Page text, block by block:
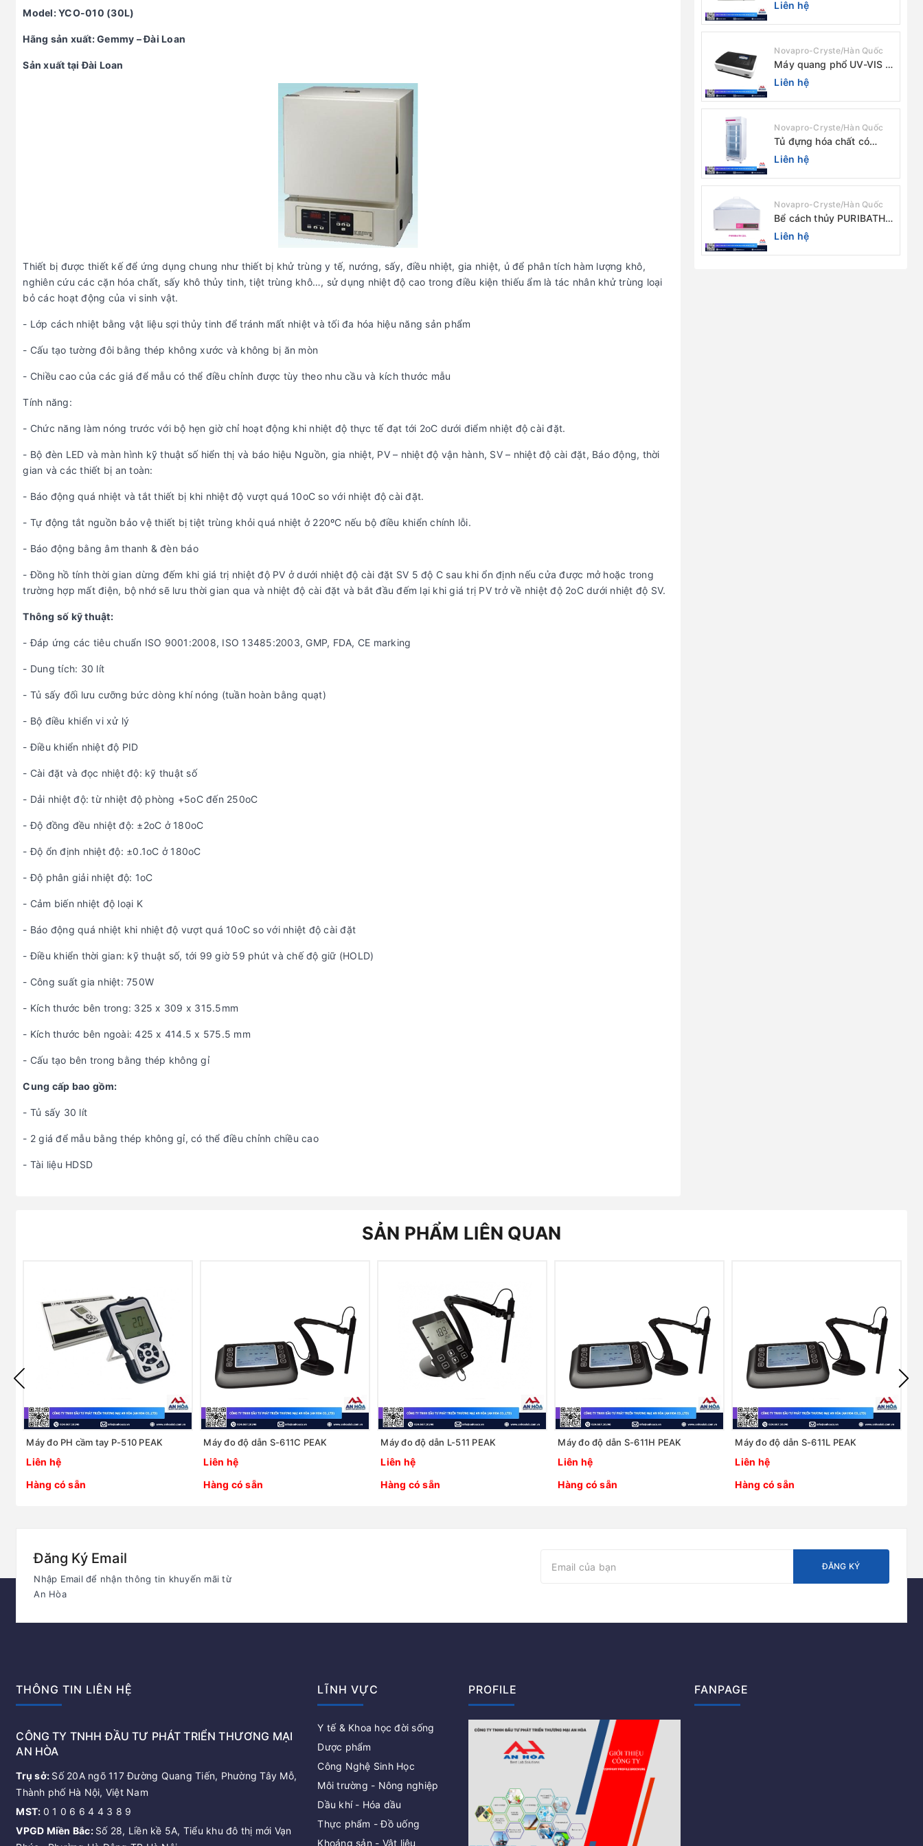
Model: YCO-010 (30L)
Hãng sản xuất: Gemmy – Đài Loan
Sản xuất tại Đài Loan
Thiết bị được thiết kế để ứng dụng chung như thiết bị khử trùng y tế, nướng, sấy, điều nhiệt, gia nhiệt, ủ để phân tích hàm lượng khô,
nghiên cứu các cặn hóa chất, sấy khô thủy tinh, tiệt trùng khô…, sử dụng nhiệt độ cao trong điều kiện thiếu ẩm là tác nhân khử trùng loại
bỏ các hoạt động của vi sinh vật.
- Lớp cách nhiệt bằng vật liệu sợi thủy tinh để tránh mất nhiệt và tối đa hóa hiệu năng sản phẩm
- Cấu tạo tường đôi bằng thép không xước và không bị ăn mòn
- Chiều cao của các giá để mẫu có thể điều chỉnh được tùy theo nhu cầu và kích thước mẫu
Tính năng:
- Chức năng làm nóng trước với bộ hẹn giờ chỉ hoạt động khi nhiệt độ thực tế đạt tới 2oC dưới điểm nhiệt độ cài đặt.
- Bộ đèn LED và màn hình kỹ thuật số hiển thị và báo hiệu Nguồn, gia nhiệt, PV – nhiệt độ vận hành, SV – nhiệt độ cài đặt, Báo động, thời
gian và các thiết bị an toàn:
- Báo động quá nhiệt và tắt thiết bị khi nhiệt độ vượt quá 10oC so với nhiệt độ cài đặt.
- Tự động tắt nguồn bảo vệ thiết bị tiệt trùng khỏi quá nhiệt ở 220ºC nếu bộ điều khiển chính lỗi.
- Báo động bằng âm thanh & đèn báo
- Đồng hồ tính thời gian dừng đếm khi giá trị nhiệt độ PV ở dưới nhiệt độ cài đặt SV 5 độ C sau khi ổn định nếu cửa được mở hoặc trong
trường hợp mất điện, bộ nhớ sẽ lưu thời gian qua và nhiệt độ cài đặt và bắt đầu đếm lại khi giá trị PV trở về nhiệt độ 2oC dưới nhiệt độ SV.
Thông số kỹ thuật:
- Đáp ứng các tiêu chuẩn ISO 9001:2008, ISO 13485:2003, GMP, FDA, CE marking
- Dung tích: 30 lít
- Tủ sấy đối lưu cưỡng bức dòng khí nóng (tuần hoàn bằng quạt)
- Bộ điều khiển vi xử lý
- Điều khiển nhiệt độ PID
- Cài đặt và đọc nhiệt độ: kỹ thuật số
- Dải nhiệt độ: từ nhiệt độ phòng +5oC đến 250oC
- Độ đồng đều nhiệt độ: ±2oC ở 180oC
- Độ ổn định nhiệt độ: ±0.1oC ở 180oC
- Độ phân giải nhiệt độ: 1oC
- Cảm biến nhiệt độ loại K
- Báo động quá nhiệt khi nhiệt độ vượt quá 10oC so với nhiệt độ cài đặt
- Điều khiển thời gian: kỹ thuật số, tới 99 giờ 59 phút và chế độ giữ (HOLD)
- Công suất gia nhiệt: 750W
- Kích thước bên trong: 325 x 309 x 315.5mm
- Kích thước bên ngoài: 425 x 414.5 x 575.5 mm
- Cấu tạo bên trong bằng thép không gỉ
Cung cấp bao gồm:
- Tủ sấy 30 lít
- 2 giá để mẫu bằng thép không gỉ, có thể điều chỉnh chiều cao
- Tài liệu HDSD
4nm) E-1000UV / Peak
Liên hệ
Novapro-Cryste/Hàn Quốc
Máy quang phổ UV-VIS 2
chùm tia Model: C-7200 /
Peak
Liên hệ
Novapro-Cryste/Hàn Quốc
Tủ đựng hóa chất có
màng lọc PURICIRCUL
600 AIRTIGHT Novapro-
Cryste/Hàn Quốc
Liên hệ
Novapro-Cryste/Hàn Quốc
Bể cách thủy PURIBATH
22 Novapro-Cryste/Hàn
Quốc
Liên hệ
SẢN PHẨM LIÊN QUAN
Máy đo PH cầm tay P-510 PEAK
Liên hệ
Hàng có sẵn
Máy đo độ dẫn S-611C PEAK
Liên hệ
Hàng có sẵn
Máy đo độ dẫn L-511 PEAK
Liên hệ
Hàng có sẵn
Máy đo độ dẫn S-611H PEAK
Liên hệ
Hàng có sẵn
Máy đo độ dẫn S-611L PEAK
Liên hệ
Hàng có sẵn
Đăng Ký Email
Nhập Email để nhận thông tin khuyến mãi từ
An Hòa
ĐĂNG KÝ
THÔNG TIN LIÊN HỆ
CÔNG TY TNHH ĐẦU TƯ PHÁT TRIỂN THƯƠNG MẠI
AN HÒA
Trụ sở: Số 20A ngõ 117 Đường Quang Tiến, Phường Tây Mỗ,
Thành phố Hà Nội, Việt Nam
MST: 0 1 0 6 6 4 4 3 8 9
VPGD Miền Bắc: Số 28, Liền kề 5A, Tiểu khu đô thị mới Vạn
LĨNH VỰC
Y tế & Khoa học đời sống
Dược phẩm
Công Nghệ Sinh Học
Môi trường - Nông nghiệp
Dầu khí - Hóa dầu
Thực phẩm - Đồ uống
Khoáng sản - Vật liệu
PROFILE FANPAGE